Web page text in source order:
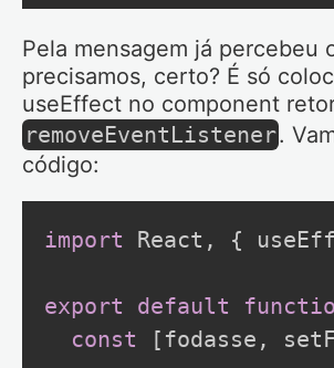
Pela mensagem já percebeu
precisamos, certo? É só
useEffect no component
removeEventListener.
código:
import React , {
export default
const
[ fodasse ,